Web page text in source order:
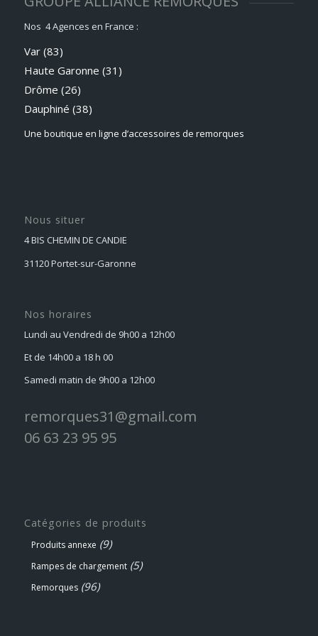
Nos 4 Agences en France :
Var (83)
Haute Garonne (31)
Drôme (26)
Dauphiné (38)
Une boutique en ligne d’accessoires de remorques
Nous situer
4 BIS CHEMIN DE CANDIE
31120 Portet-sur-Garonne
Nos horaires
Lundi au Vendredi de 9h00 a 12h00
Et de 14h00 a 18 h 00
Samedi matin de 9h00 a 12h00
remorques31@gmail.com
06 63 23 95 95
Catégories de produits
Produits annexe (9)
Rampes de chargement (5)
Remorques (96)